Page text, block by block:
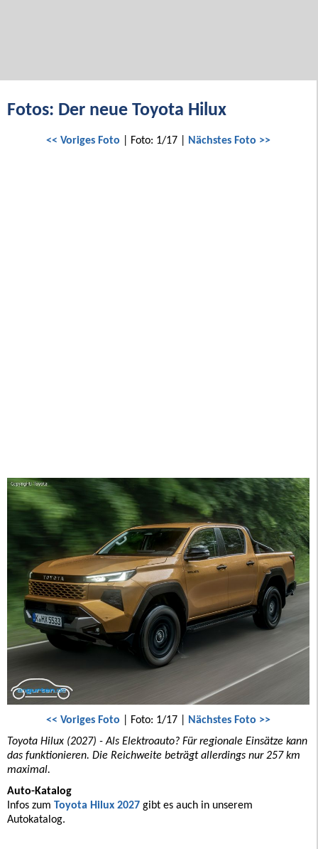
Fotos: Der neue Toyota Hilux
<< Voriges Foto | Foto: 1/17 | Nächstes Foto >>
<< Voriges Foto | Foto: 1/17 | Nächstes Foto >>
Toyota Hilux (2027) - Als Elektroauto? Für regionale Einsätze kann
das funktionieren. Die Reichweite beträgt allerdings nur 257 km
maximal.
Auto-Katalog
Infos zum Toyota Hilux 2027 gibt es auch in unserem
Autokatalog.